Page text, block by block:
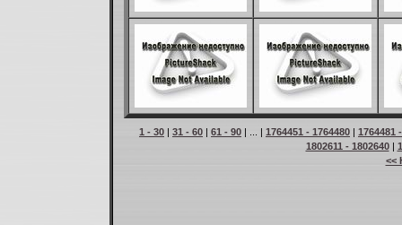
1 - 30 | 31 - 60 | 61 - 90 | ... | 1764451 - 1764480 | 1764481
1802611 - 1802640|
<<